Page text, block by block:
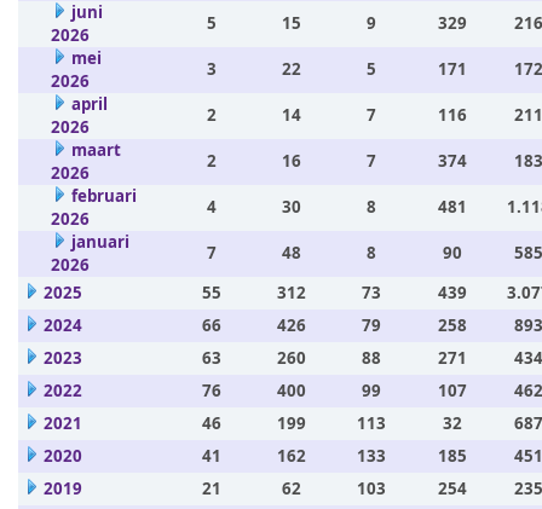
juni
2026
5 15 9 329
mei
2026
3 22 5 171
april
2026
2 14 7 116
maart
2026
2 16 7 374
februari
2026
4 30 8 481
januari
2026
7 48 8 90
2025
55 312 73 439
2024
66 426 79 258
2023
63 260 88 271
2022
76 400 99 107
2021
46 199 113 32
2020
41 162 133 185
2019
21 62 103 254